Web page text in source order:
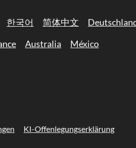
한국어 简体中文
Australia México
KI-Offenlegungserklärung